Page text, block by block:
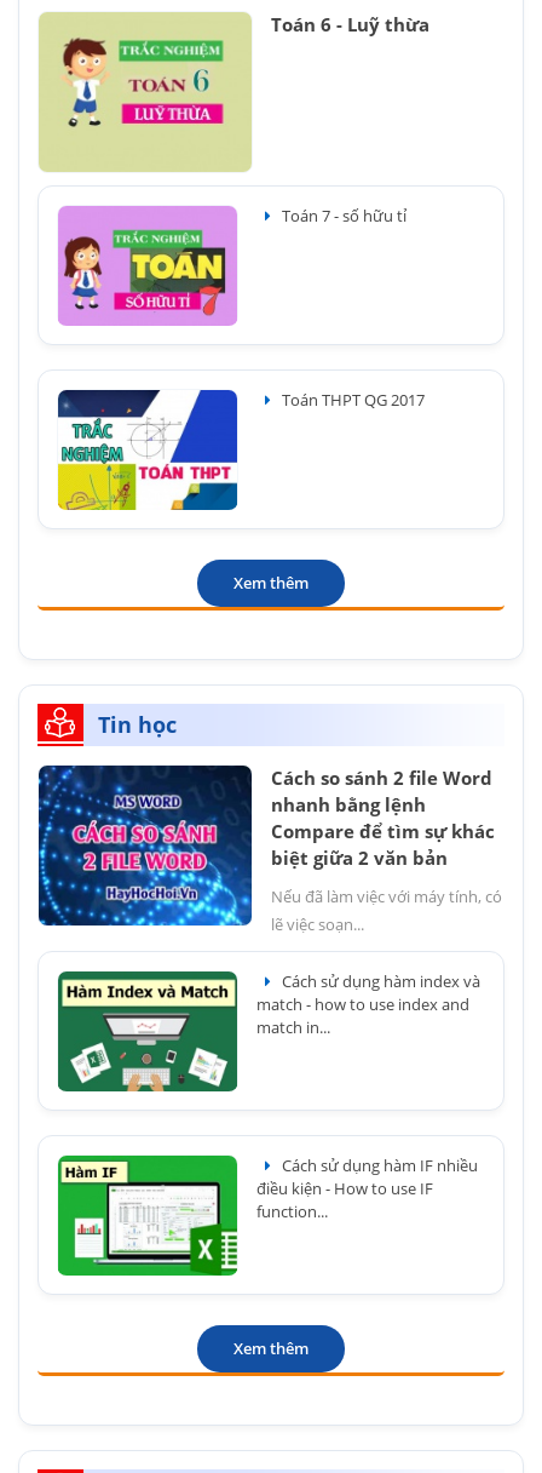
Toán 6 - Luỹ thừa
Toán 7 - số hữu tỉ
Toán THPT QG 2017
Xem thêm
Tin học
Cách so sánh 2 file Word
nhanh bằng lệnh
Compare để tìm sự khác
biệt giữa 2 văn bản
Nếu đã làm việc với máy tính, có
lẽ việc soạn...
Cách sử dụng hàm index và
match - how to use index and
match in...
Cách sử dụng hàm IF nhiều
điều kiện - How to use IF
function...
Xem thêm